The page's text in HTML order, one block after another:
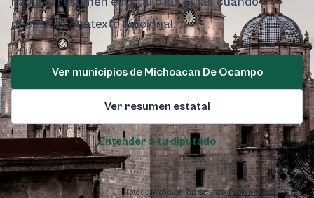
necesites contexto adicional.
Ver municipios de Michoacan De Ocampo
Ver resumen estatal
Entender a tu diputado
Foto de Michoacan De Ocampo:Pablo Bautista / Pexels